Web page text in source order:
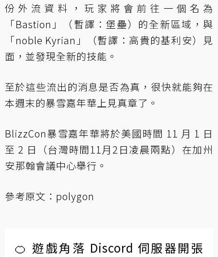
份外流資料，玩家將會前往一個名為
「Bastion」（暫譯：堡壘）的全新區域，與
「noble Kyrian」（暫譯：高貴的基利安）見
面，並發現全新的技能。
至於這些流出的消息是否為真，很快就能夠在
本週末的暴雪嘉年華上見真章了。
BlizzCon暴雪嘉年華將於美國時間 11 月 1 日
至 2 日（台灣時間11月2日凌晨兩點）在加州
安那翰會議中心舉行。
參考原文： polygon
🍊 遊戲角落 Discord 伺服器開張